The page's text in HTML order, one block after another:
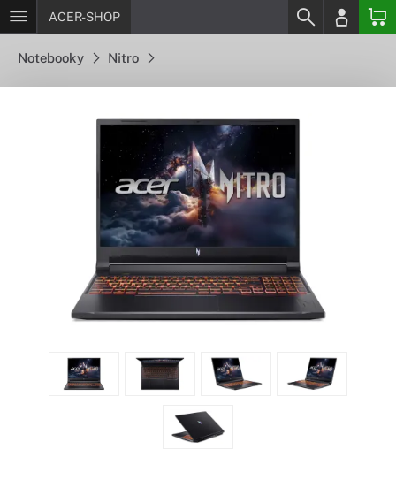
ACER-SHOP
Notebooky Nitro